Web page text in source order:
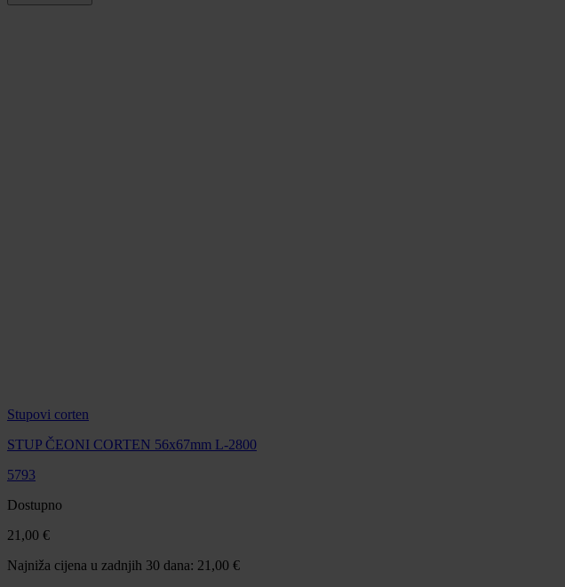
Stupovi corten
STUP ČEONI CORTEN 56x67mm L-2800
5793
Dostupno
21,00 €
Najniža cijena u zadnjih 30 dana: 21,00 €